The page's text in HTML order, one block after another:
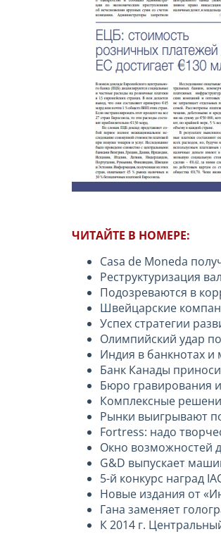
ЧИТАЙТЕ В НОМЕРЕ:
Casa de Moneda
Реструктуризация
Подозреваются в
Швейцарские
Успех стратегии
Олимпийский удар
Индия в банкнотах и
Банк Канады
Бюро гравирования
Комплексные
Рынки выигрывают
Fortress: надо
Окно возможностей
G&D выпускает
5-й конкурс наград
Новые издания от
Гана заменяет
К 2014 г.